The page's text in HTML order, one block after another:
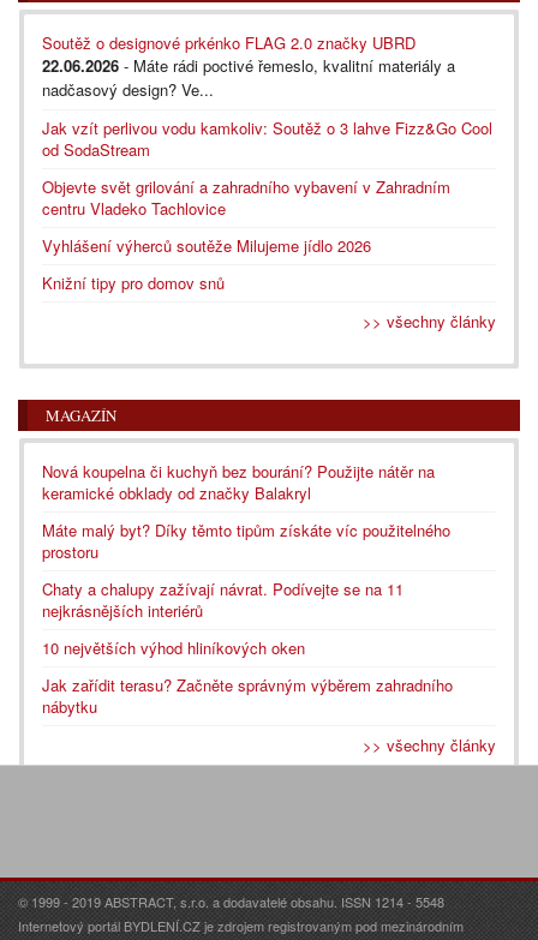
Soutěž o designové prkénko FLAG 2.0 značky UBRD
22.06.2026 - Máte rádi poctivé řemeslo, kvalitní materiály a
nadčasový design? Ve...
Jak vzít perlivou vodu kamkoliv: Soutěž o 3 lahve Fizz&Go Cool
od SodaStream
Objevte svět grilování a zahradního vybavení v Zahradním
centru Vladeko Tachlovice
Vyhlášení výherců soutěže Milujeme jídlo 2026
Knižní tipy pro domov snů
>> všechny články
MAGAZÍN
Nová koupelna či kuchyň bez bourání? Použijte nátěr na
keramické obklady od značky Balakryl
Máte malý byt? Díky těmto tipům získáte víc použitelného
prostoru
Chaty a chalupy zažívají návrat. Podívejte se na 11
nejkrásnějších interiérů
10 největších výhod hliníkových oken
Jak zařídit terasu? Začněte správným výběrem zahradního
nábytku
>> všechny články
© 1999 - 2019 ABSTRACT, s.r.o. a dodavatelé obsahu. ISSN 1214 - 5548
Internetový portál BYDLENÍ.CZ je zdrojem registrovaným pod mezinárodním